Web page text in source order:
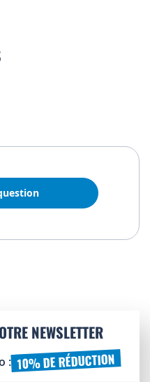
NEWSLETTER
: 10% DE RÉDUCTION